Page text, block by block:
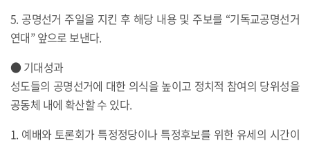
5. 공명선거 주일을 지킨 후 해당 내용 및 주보를 “기독교공명선거
연대” 앞으로 보낸다.
● 기대성과
성도들의 공명선거에 대한 의식을 높이고 정치적 참여의 당위성을
공동체 내에 확산할 수 있다.
1. 예배와 토론회가 특정정당이나 특정후보를 위한 유세의 시간이